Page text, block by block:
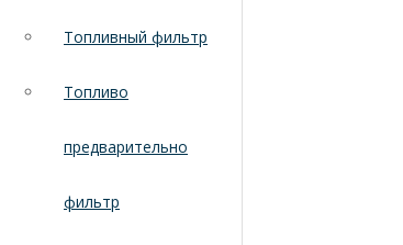
Топливный фильтр
Топливо
предварительно
фильтр